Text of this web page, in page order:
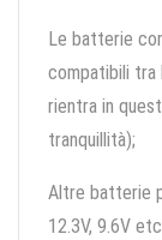
Le batterie
compatibili tra
rientra in
tranquillità);
Altre batterie
12.3V, 9.6V